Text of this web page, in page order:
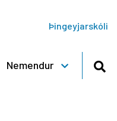
Nemendur
Þingeyjarskóli